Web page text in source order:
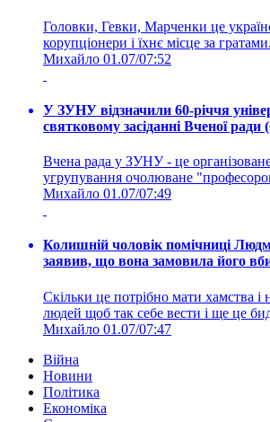
Головки, Гевки, Марченки це
корупціонери і їхнє місце за гратами.
Михайло 01.07/07:52
У ЗУНУ відзначили 60-річчя
святковому засіданні Вченої
Вчена рада у ЗУНУ - це
угрупування очолюване
Михайло 01.07/07:49
Колишній чоловік помічниці
заявив, що вона замовила його
Скільки це потрібно мати хамства і
людей щоб так себе вести і ще це
Михайло 01.07/07:47
Війна
Новини
Політика
Економіка